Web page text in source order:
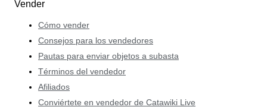
Vender
Cómo vender
Consejos para los vendedores
Pautas para enviar objetos a subasta
Términos del vendedor
Afiliados
Conviértete en vendedor de Catawiki Live